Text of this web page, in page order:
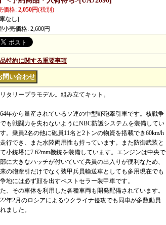
価格: 2,050円(税別)
なし]
小売価格: 2,600円
特約に関する重要事項
リタリープラモデル。組み立てキット。
年から量産されているソ連の中型野砲牽引車です。核戦争
も戦闘力を失わないようにNBC防護システムを装備してい
。乗員2名の他に砲員11名と2トンの物資を搭載でき60km/h
行でき、また水陸両用性も持っています。また防御武装と
小銃塔に7.62mm機銃を装備しています。エンジンは中央で
に大きなハッチが付いていて兵員の出入りが便利なため、
の砲牽引だけでなく装甲兵員輸送車としても多用現在でも
地には必ず顔を出すベストセラー装甲車です。
、その車体を利用した各種車両も開発配備されています。
年2月のロシアによるウクライナ侵攻でも同車が多数動員
ました。